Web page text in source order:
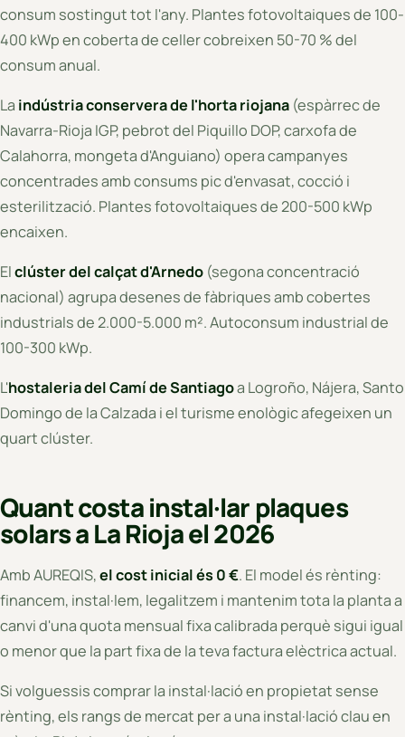
consum sostingut tot l'any. Plantes fotovoltaiques de 100-
400 kWp en coberta de celler cobreixen 50-70 % del
consum anual.
La indústria conservera de l'horta riojana (espàrrec de
Navarra-Rioja IGP, pebrot del Piquillo DOP, carxofa de
Calahorra, mongeta d'Anguiano) opera campanyes
concentrades amb consums pic d'envasat, cocció i
esterilització. Plantes fotovoltaiques de 200-500 kWp
encaixen.
Elclúster del calçat d'Arnedo (segona concentració
nacional) agrupa desenes de fàbriques amb cobertes
industrials de 2.000-5.000 m². Autoconsum industrial de
100-300 kWp.
L'hostaleria del Camí de Santiagoa Logroño, Nájera, Santo
Domingo de la Calzada i el turisme enològic afegeixen un
quart clúster.
Quant costa instal·lar plaques
solars a La Rioja el 2026
Amb AUREQIS,el cost inicial és 0 €. El model és rènting:
financem, instal·lem, legalitzem i mantenim tota la planta a
canvi d'una quota mensual fixa calibrada perquè sigui igual
o menor que la part fixa de la teva factura elèctrica actual.
Si volguessis comprar la instal·lació en propietat sense
rènting, els rangs de mercat per a una instal·lació clau en